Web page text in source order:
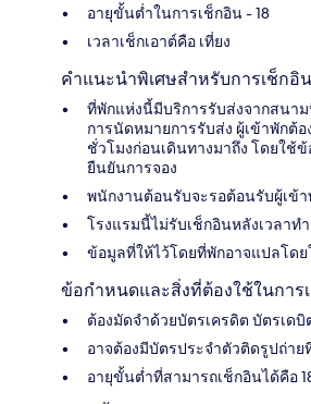
อายุขั้นต่ำในการเช็กอิน - 18
เวลาเช็กเอาต์คือ เที่ยง
คำแนะนำพิเศษสำหรับการเช็กอิน
ที่พักแห่งนี้มีบริการรับส่งจากสนา
การนัดหมายการรับส่ง ผู้เข้าพักต้
ชั่วโมงก่อนเดินทางมาถึง โดยใช้
ยืนยันการจอง
พนักงานต้อนรับจะรอต้อนรับผู้เข้า
โรงแรมนี้ไม่รับเช็กอินหลังเวลาท
ข้อมูลที่ให้ไว้โดยที่พักอาจแปลโด
ข้อกำหนดและสิ่งที่ต้องใช้ในการ
ต้องมัดจำด้วยบัตรเครดิต บัตรเดบิ
อาจต้องมีบัตรประจำตัวติดรูปถ่า
อายุขั้นต่ำที่สามารถเช็กอินได้คือ